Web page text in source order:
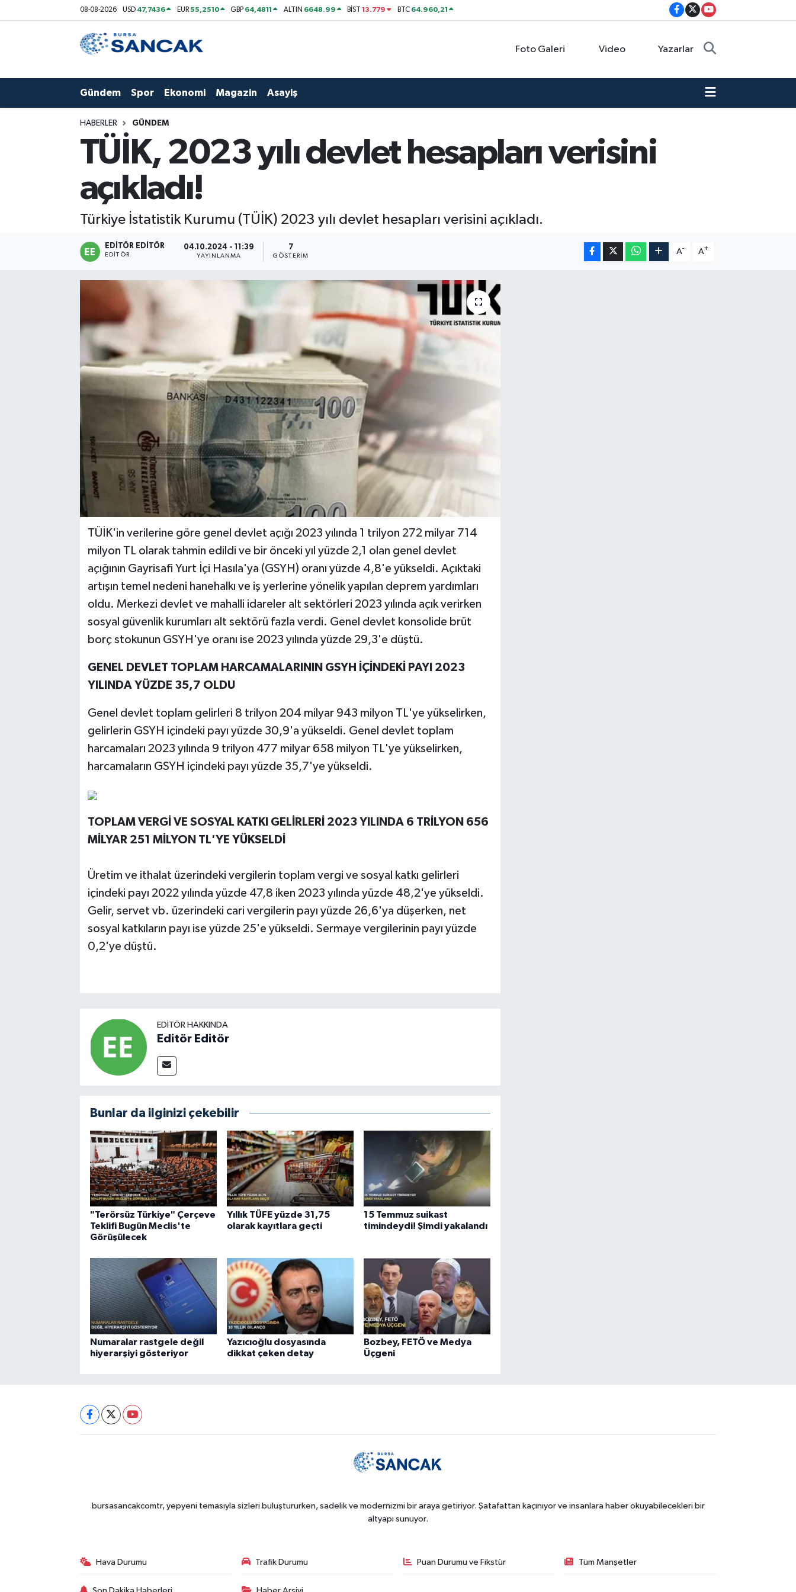
08-08-2026 USD 47,7436 EUR55,2510 GBP 64,4811 ALTIN 6648.99 BİST13.779 BTC 64.960,21
Foto Galeri Video Yazarlar
Gündem Spor Ekonomi Magazin Asayiş
HABERLER GÜNDEM
TÜİK, 2023 yılı devlet hesapları verisini
açıkladı!
Türkiye İstatistik Kurumu (TÜİK) 2023 yılı devlet hesapları verisini açıkladı.
EDITÖR EDITÖR
EDITÖR
04.10.2024 - 11:39
YAYINLANMA
7
GÖSTERIM
A- A+
TÜİK'in verilerine göre genel devlet açığı 2023 yılında 1 trilyon 272 milyar 714
milyon TL olarak tahmin edildi ve bir önceki yıl yüzde 2,1 olan genel devlet
açığının Gayrisafi Yurt İçi Hasıla'ya (GSYH) oranı yüzde 4,8'e yükseldi. Açıktaki
artışın temel nedeni hanehalkı ve iş yerlerine yönelik yapılan deprem yardımları
oldu. Merkezi devlet ve mahalli idareler alt sektörleri 2023 yılında açık verirken
sosyal güvenlik kurumları alt sektörü fazla verdi. Genel devlet konsolide brüt
borç stokunun GSYH'ye oranı ise 2023 yılında yüzde 29,3'e düştü.
GENEL DEVLET TOPLAM HARCAMALARININ GSYH İÇİNDEKİ PAYI 2023
YILINDA YÜZDE 35,7 OLDU
Genel devlet toplam gelirleri 8 trilyon 204 milyar 943 milyon TL'ye yükselirken,
gelirlerin GSYH içindeki payı yüzde 30,9'a yükseldi. Genel devlet toplam
harcamaları 2023 yılında 9 trilyon 477 milyar 658 milyon TL'ye yükselirken,
harcamaların GSYH içindeki payı yüzde 35,7'ye yükseldi.
TOPLAM VERGİ VE SOSYAL KATKI GELİRLERİ 2023 YILINDA 6 TRİLYON 656
MİLYAR 251 MİLYON TL'YE YÜKSELDİ
Üretim ve ithalat üzerindeki vergilerin toplam vergi ve sosyal katkı gelirleri
içindeki payı 2022 yılında yüzde 47,8 iken 2023 yılında yüzde 48,2'ye yükseldi.
Gelir, servet vb. üzerindeki cari vergilerin payı yüzde 26,6'ya düşerken, net
sosyal katkıların payı ise yüzde 25'e yükseldi. Sermaye vergilerinin payı yüzde
0,2'ye düştü.
EDITÖR HAKKINDA
Editör Editör
Bunlar da ilginizi çekebilir
"Terörsüz Türkiye" Çerçeve
Teklifi Bugün Meclis'te
Görüşülecek
Yıllık TÜFE yüzde 31,75
olarak kayıtlara geçti
15 Temmuz suikast
timindeydi! Şimdi yakalandı
Numaralar rastgele değil
hiyerarşiyi gösteriyor
Yazıcıoğlu dosyasında
dikkat çeken detay
Bozbey, FETÖ ve Medya
Üçgeni
bursasancakcomtr, yepyeni temasıyla sizleri buluştururken, sadelik ve modernizmi bir araya getiriyor. Şatafattan kaçınıyor ve insanlara haber okuyabilecekleri bir
altyapı sunuyor.
Hava Durumu Trafik Durumu Puan Durumu ve Fikstür Tüm Manşetler
Hava Durumu
Son Dakika Haberleri
Haber Arşivi